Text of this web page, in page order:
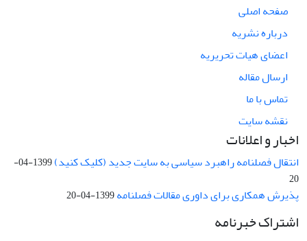
صفحه اصلی
درباره نشریه
اعضای هیات تحریریه
ارسال مقاله
تماس با ما
نقشه سایت
اخبار و اعلانات
انتقال فصلنامه راهبرد سیاسی به سایت جدید (کلیک کنید)
1399-04-
20
پذیرش همکاری برای داوری مقالات فصلنامه1399-04-20
اشتراک خبرنامه